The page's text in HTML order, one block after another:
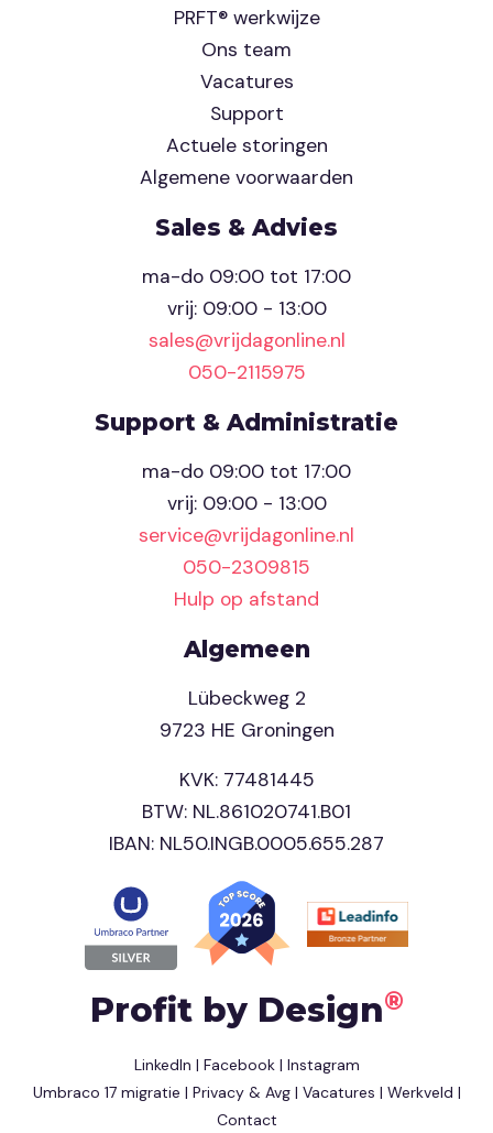
PRFT® werkwijze
Ons team
Vacatures
Support
Actuele storingen
Algemene voorwaarden
Sales & Advies
ma-do 09:00 tot 17:00
vrij: 09:00 - 13:00
sales@vrijdagonline.nl
050-2115975
Support & Administratie
ma-do 09:00 tot 17:00
vrij: 09:00 - 13:00
service@vrijdagonline.nl
050-2309815
Hulp op afstand
Algemeen
Lübeckweg 2
9723 HE Groningen
KVK: 77481445
BTW: NL.861020741.B01
IBAN: NL50.INGB.0005.655.287
Profit by Design®
LinkedIn | Facebook| Instagram
Umbraco 17 migratie | Privacy & Avg| Vacatures | Werkveld |
Contact